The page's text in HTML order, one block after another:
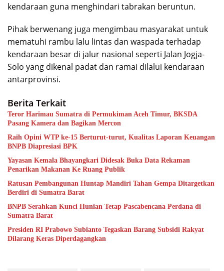
kendaraan guna menghindari tabrakan beruntun.
Pihak berwenang juga mengimbau masyarakat untuk
mematuhi rambu lalu lintas dan waspada terhadap
kendaraan besar di jalur nasional seperti Jalan Jogja-
Solo yang dikenal padat dan ramai dilalui kendaraan
antarprovinsi.
Berita Terkait
Teror Harimau Sumatra di Permukiman Aceh Timur, BKSDA
Pasang Kamera dan Bagikan Mercon
Raih Opini WTP ke-15 Berturut-turut, Kualitas Laporan Keuangan
BNPB Diapresiasi BPK
Yayasan Kemala Bhayangkari Didesak Buka Data Rekaman
Penarikan Makanan Ke Ruang Publik
Ratusan Pembangunan Huntap Mandiri Tahan Gempa Ditargetkan
Berdiri di Sumatra Barat
BNPB Serahkan Kunci Hunian Tetap Pascabencana Perdana di
Sumatra Barat
Presiden RI Prabowo Subianto Tegaskan Barang Subsidi Rakyat
Dilarang Keras Diperdagangkan